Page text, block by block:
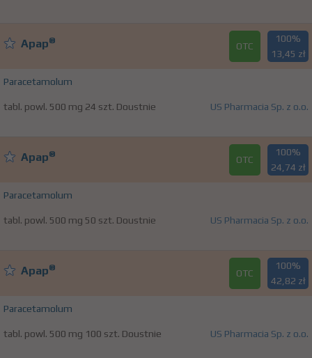
Apap® OTC
100%
13,45 zł
Paracetamolum
tabl. powl. 500 mg 24 szt. Doustnie US Pharmacia Sp. z o.o.
Apap® OTC
100%
24,74 zł
Paracetamolum
tabl. powl. 500 mg 50 szt. Doustnie US Pharmacia Sp. z o.o.
Apap® OTC
100%
42,82 zł
Paracetamolum
tabl. powl. 500 mg 100 szt. Doustnie US Pharmacia Sp. z o.o.